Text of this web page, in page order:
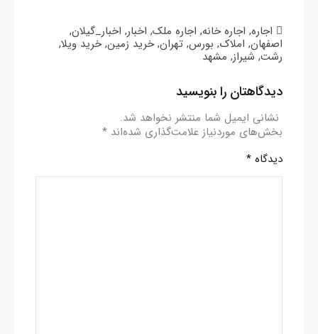
اجاره, اجاره خانه, اجاره ملک, اخبار, اخبار_گیلان,
اصفهان, املاک, بورس, تهران,خرید زمین,خرید ویلا,
رشت, شیراز, مشهد
دیدگاهتان را بنویسید
نشانی ایمیل شما منتشر نخواهد شد.
بخش‌های موردنیاز علامت‌گذاری شده‌اند *
دیدگاه *